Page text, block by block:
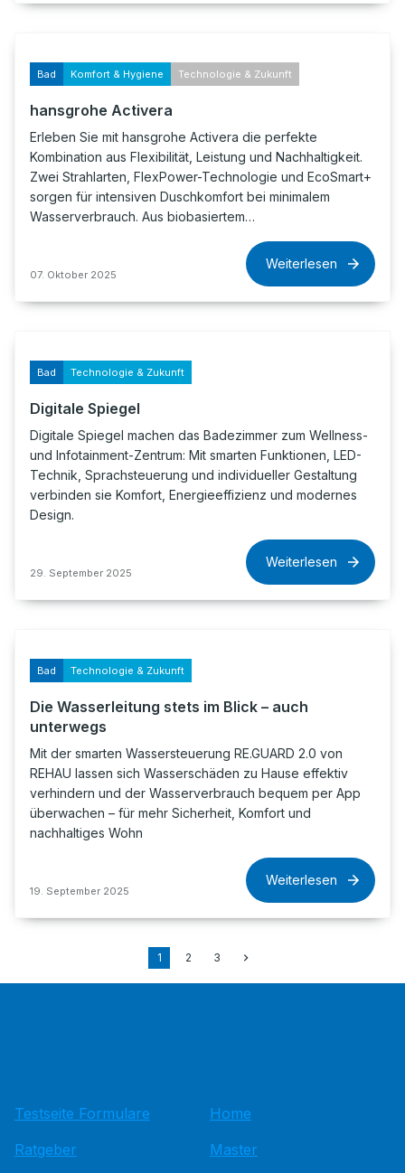
Bad Komfort & Hygiene Technologie & Zukunft
hansgrohe Activera
Erleben Sie mit hansgrohe Activera die perfekte
Kombination aus Flexibilität, Leistung und Nachhaltigkeit.
Zwei Strahlarten, FlexPower-Technologie und EcoSmart+
sorgen für intensiven Duschkomfort bei minimalem
Wasserverbrauch. Aus biobasiertem…
07. Oktober 2025
Weiterlesen
Bad Technologie & Zukunft
Digitale Spiegel
Digitale Spiegel machen das Badezimmer zum Wellness-
und Infotainment-Zentrum: Mit smarten Funktionen, LED-
Technik, Sprachsteuerung und individueller Gestaltung
verbinden sie Komfort, Energieeffizienz und modernes
Design.
29. September 2025
Weiterlesen
Bad Technologie & Zukunft
Die Wasserleitung stets im Blick – auch
unterwegs
Mit der smarten Wassersteuerung RE.GUARD 2.0 von
REHAU lassen sich Wasserschäden zu Hause effektiv
verhindern und der Wasserverbrauch bequem per App
überwachen – für mehr Sicherheit, Komfort und
nachhaltiges Wohn
19. September 2025
Weiterlesen
1 2 3
Testseite Formulare
Ratgeber
Home
Master